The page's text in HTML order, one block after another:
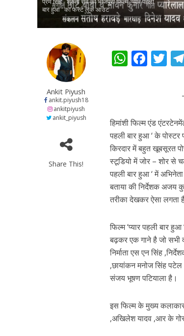
बार हुआ ' का फर्स्ट लुक आउट
Ankit Piyush
ankit.piyush18
ankitpiyush
ankit_piyush
Share This!
W
A
p
p
F
o
o
k
T
हिमांशी फिल्म एंड
पहली बार हुआ ‘ के
किरदार में बहुत खूबसूरत
स्टूडियो में जोर – शोर से
पहली बार हुआ ‘ में
बताया की निर्देशक
तरीका देखकर ऐसा लगता
फिल्म ‘प्यार पहली बार
बढ़कर एक गाने है जो सभी
निर्माता एस एन सिंह
,छायांकन मनोज सिंह पटेल
संजय भूषण पटियाला है।
इस फिल्म के मुख्य कलाकार
,अखिलेश यादव ,आर के